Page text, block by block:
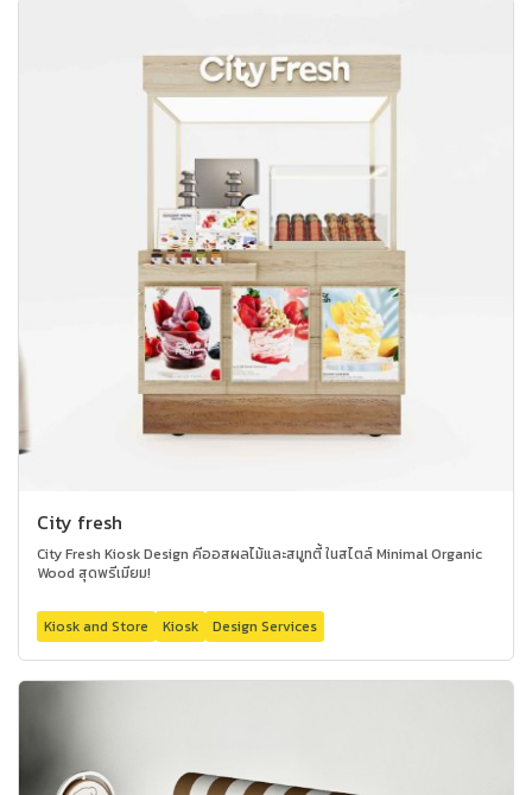
City fresh
City Fresh Kiosk Design คีออสผลไม้และสมูทตี้ ในสไตล์ Minimal Organic
Wood สุดพรีเมียม!
Kiosk and Store Kiosk Design Services